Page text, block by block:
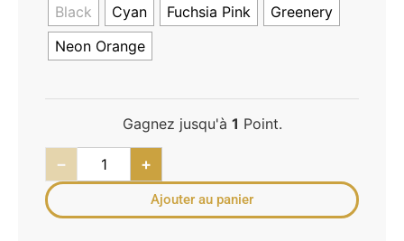
Black Cyan Fuchsia Pink
Greenery
Neon Orange
Gagnez jusqu'à 1 Point.
− +
Ajouter au panier